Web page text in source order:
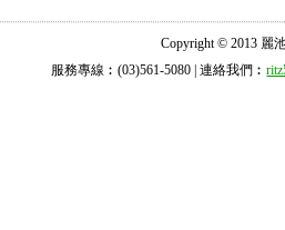
Copyright © 2013 麗
服務專線︰(03)561-5080 | 連絡我們︰